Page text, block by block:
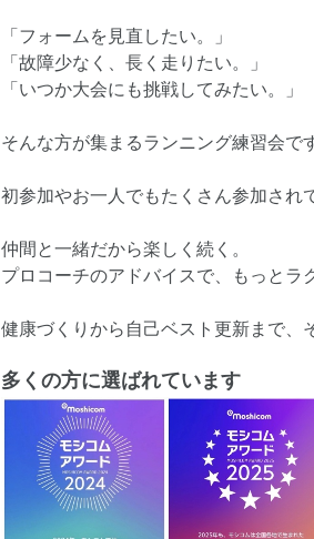
「フォームを見直したい。」
「故障少なく、長く走りたい。」
「いつか大会にも挑戦してみたい。」
そんな方が集まるランニング練習会です
初参加やお一人でもたくさん参加され
仲間と一緒だから楽しく続く。
プロコーチのアドバイスで、もっとラ
健康づくりから自己ベスト更新まで、
多くの方に選ばれています